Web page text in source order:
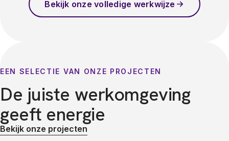
Bekijk onze volledige werkwijze
EEN SELECTIE VAN ONZE PROJECTEN
De juiste werkomgeving
geeft energie
Bekijk onze projecten